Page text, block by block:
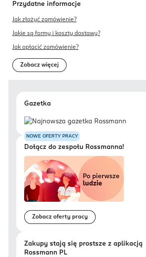
Przydatne informacje
Jak złożyć zamówienie?
Jakie są formy i koszty dostawy?
Jak opłacić zamówienie?
Zobacz więcej
Gazetka
NOWE OFERTY PRACY
Dołącz do zespołu Rossmanna!
Zobacz oferty pracy
Zakupy stają się prostsze z aplikacją
Rossmann PL